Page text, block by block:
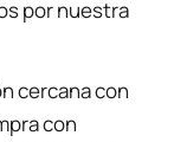
por nuestra
cercana con
con